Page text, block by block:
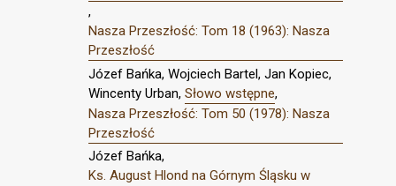
,
Nasza Przeszłość: Tom 18 (1963): Nasza
Przeszłość
Józef Bańka, Wojciech Bartel, Jan Kopiec,
Wincenty Urban, Słowo wstępne,
Nasza Przeszłość: Tom 50 (1978): Nasza
Przeszłość
Józef Bańka,
Ks. August Hlond na Górnym Śląsku w